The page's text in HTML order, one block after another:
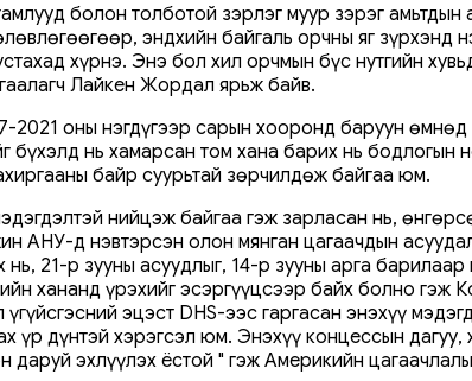
болон толботой зэрлэг муур зэрэг
эндхийн байгаль орчны яг зүрхэнд
хүрнэ. Энэ бол хил орчмын бүс нутгийн
Лайкен Жордал ярьж байв.
2021 оны нэгдүгээр сарын хооронд баруун
бүхэлд нь хамарсан том хана барих нь
байр суурьтай зөрчилдөж байгаа юм.
нийцэж байгаа гэж зарласан нь,
АНУ-д нэвтэрсэн олон мянган цагаачдын
21-р зууны асуудлыг, 14-р зууны арга
хананд үрэхийг эсэргүүцсээр байх болно
эцэст DHS-ээс гаргасан энэхүү
үр дүнтэй хэрэгсэл юм. Энэхүү концессын
даруй эхлүүлэх ёстой " гэж Америкийн